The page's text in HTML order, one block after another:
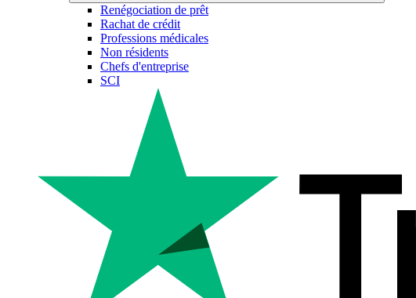
Renégociation de prêt
Rachat de crédit
Professions médicales
Non résidents
Chefs d'entreprise
SCI